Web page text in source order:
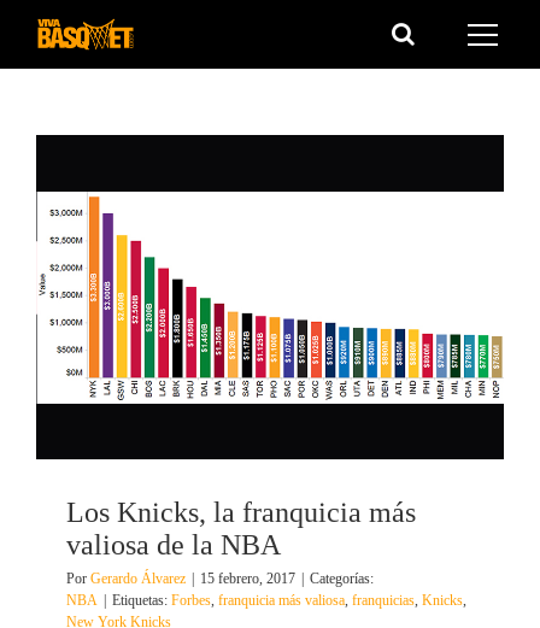
Saltar
Los Knicks, la franquicia más
valiosa de la NBA
Por Gerardo Álvarez 15 febrero, 2017
Categorías:
NBA
Etiquetas: Forbes, franquicia más valiosa, franquicias, Knicks,
New York Knicks